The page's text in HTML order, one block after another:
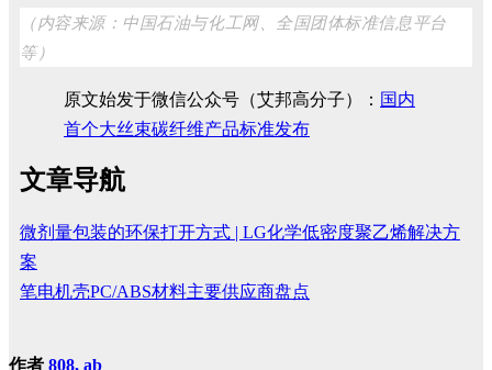
（内容来源：中国石油与化工网、全国团体标准信息平台
等）
原文始发于微信公众号（艾邦高分子）： 国内
首个大丝束碳纤维产品标准发布
文章导航
微剂量包装的环保打开方式 | LG化学低密度聚乙烯解决方
案
笔电机壳PC/ABS材料主要供应商盘点
作者 808, ab